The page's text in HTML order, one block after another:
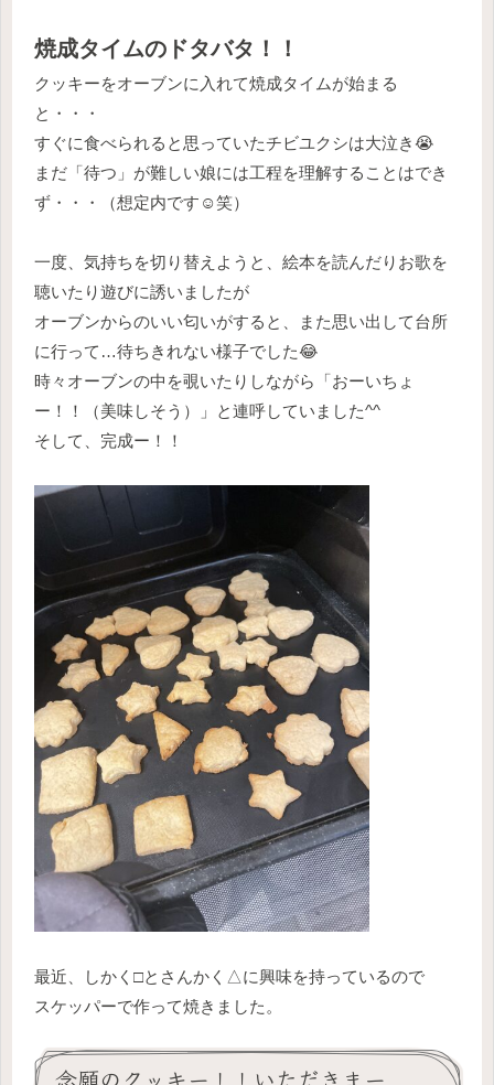
焼成タイムのドタバタ！！
クッキーをオーブンに入れて焼成タイムが始まる
と・・・
すぐに食べられると思っていたチビユクシは大泣き😭
まだ「待つ」が難しい娘には工程を理解することはでき
ず・・・（想定内です☺️笑）
一度、気持ちを切り替えようと、絵本を読んだりお歌を
聴いたり遊びに誘いましたが
オーブンからのいい匂いがすると、また思い出して台所
に行って…待ちきれない様子でした😂
時々オーブンの中を覗いたりしながら「おーいちょ
ー！！（美味しそう）」と連呼していました^^
そして、完成ー！！
最近、しかく□とさんかく△に興味を持っているので
スケッパーで作って焼きました。